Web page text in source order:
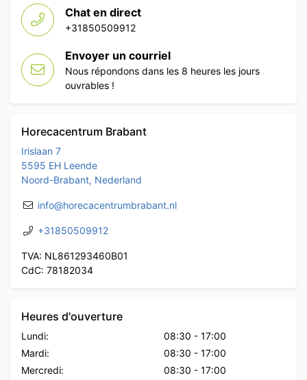
Chat en direct
+31850509912
Envoyer un courriel
Nous répondons dans les 8 heures les jours
ouvrables !
Horecacentrum Brabant
Irislaan 7
5595 EH Leende
Noord-Brabant, Nederland
info@horecacentrumbrabant.nl
+31850509912
TVA: NL861293460B01
CdC: 78182034
Heures d'ouverture
Lundi: 08:30 - 17:00
Mardi:
08:30 - 17:00
Mercredi:
08:30 - 17:00